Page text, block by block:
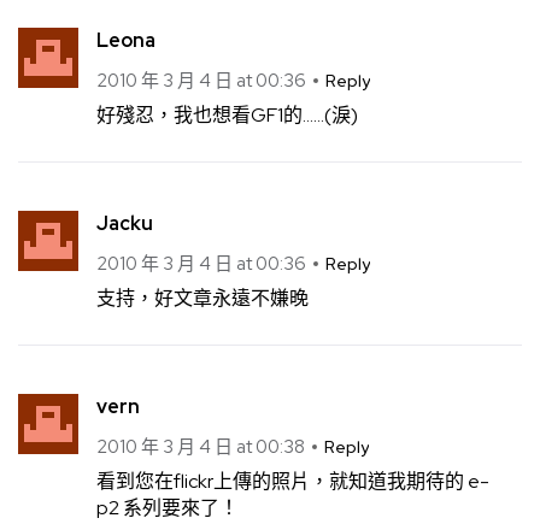
Leona
2010 年 3 月 4 日 at 00:36 Reply
好殘忍，我也想看GF1的……(淚)
Jacku
2010 年 3 月 4 日 at 00:36 Reply
支持，好文章永遠不嫌晚
vern
2010 年 3 月 4 日 at 00:38 Reply
看到您在flickr上傳的照片，就知道我期待的 e-
p2 系列要來了！